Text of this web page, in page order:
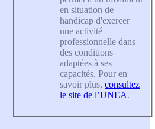
en situation de
handicap d'exercer
une activité
professionnelle dans
des conditions
adaptées à ses
capacités. Pour en
savoir plus, consultez
le site de l’UNEA.